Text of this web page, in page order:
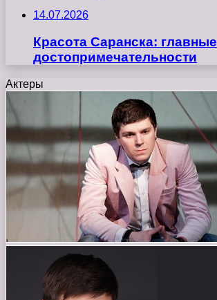
14.07.2026
Красота Саранска: главные
достопримечательности
Актеры